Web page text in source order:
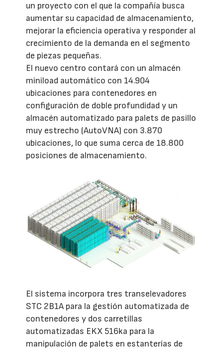
un proyecto con el que la compañía busca
aumentar su capacidad de almacenamiento,
mejorar la eficiencia operativa y responder al
crecimiento de la demanda en el segmento
de piezas pequeñas.
El nuevo centro contará con un almacén
miniload automático con 14.904
ubicaciones para contenedores en
configuración de doble profundidad y un
almacén automatizado para palets de pasillo
muy estrecho (AutoVNA) con 3.870
ubicaciones, lo que suma cerca de 18.800
posiciones de almacenamiento.
El sistema incorpora tres transelevadores
STC 2B1A para la gestión automatizada de
contenedores y dos carretillas
automatizadas EKX 516ka para la
manipulación de palets en estanterías de